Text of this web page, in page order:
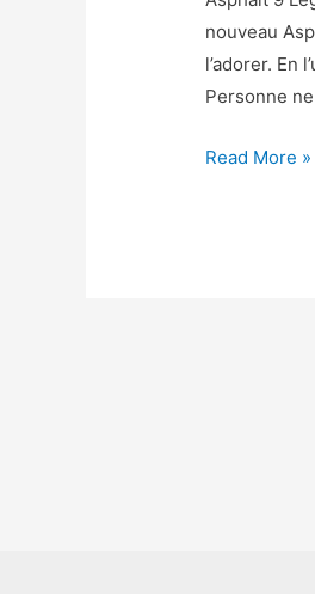
nouveau
l’adorer. En
Personne
Asphalt
Read More »